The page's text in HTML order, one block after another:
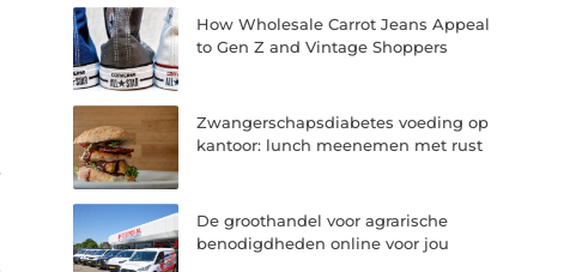
How Wholesale Carrot Jeans Appeal
to Gen Z and Vintage Shoppers
Zwangerschapsdiabetes voeding op
kantoor: lunch meenemen met rust
De groothandel voor agrarische
benodigdheden online voor jou